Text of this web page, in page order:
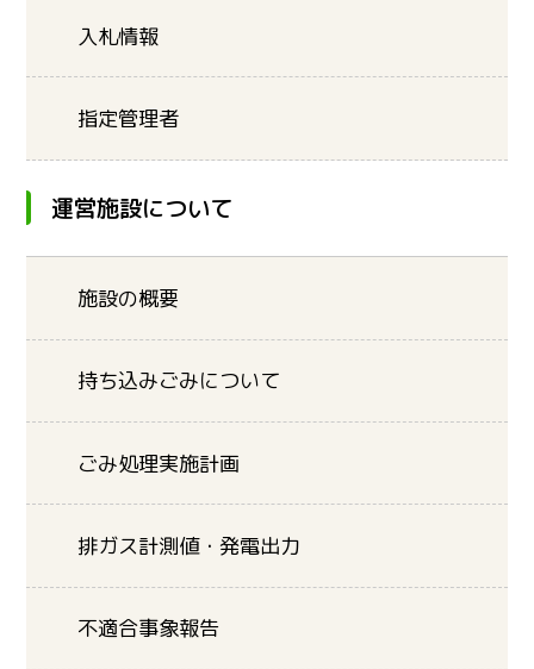
入札情報
指定管理者
運営施設について
施設の概要
持ち込みごみについて
ごみ処理実施計画
排ガス計測値・発電出力
不適合事象報告